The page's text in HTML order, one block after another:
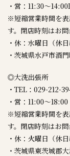
・営：11:30～
※短縮営業時間を
す。閉店時刻はお問
・休：水曜日（休
・茨城県水戸市酒
◎大洗出張所
・TEL：029-212-
・営：11:00～18:00
※短縮営業時間を
す。閉店時刻はお問
・休：火曜日（休
・茨城県東茨城郡